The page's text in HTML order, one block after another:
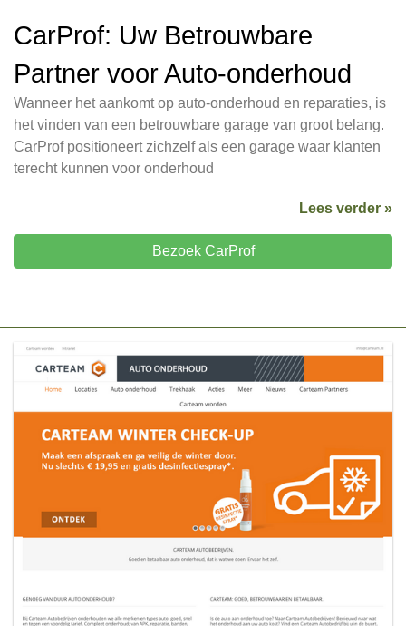
CarProf: Uw Betrouwbare
Partner voor Auto-onderhoud
Wanneer het aankomt op auto-onderhoud en reparaties, is
het vinden van een betrouwbare garage van groot belang.
CarProf positioneert zichzelf als een garage waar klanten
terecht kunnen voor onderhoud
Lees verder »
Bezoek CarProf